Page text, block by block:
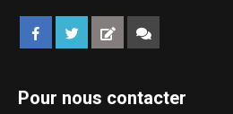
Pour nous contacter